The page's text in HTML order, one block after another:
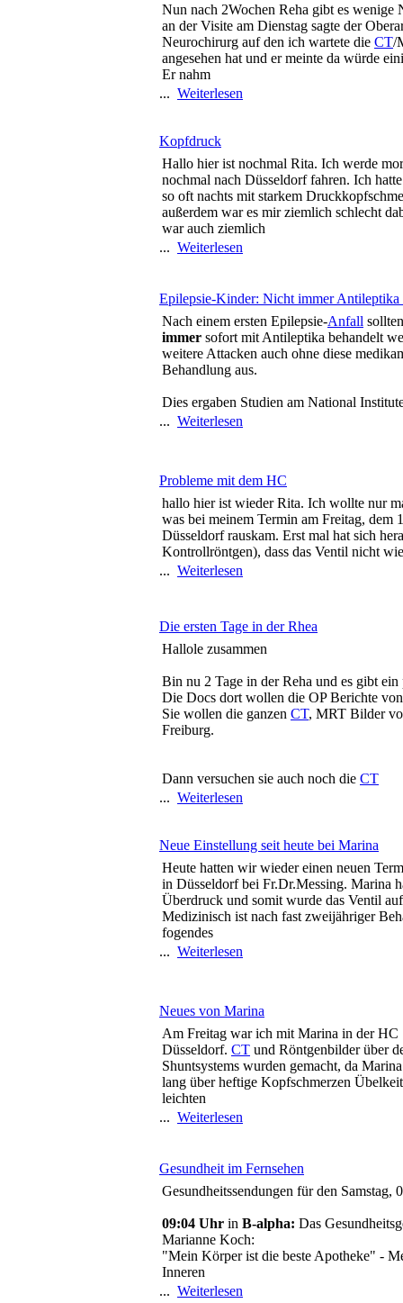
Nun nach 2Wochen Reha gibt es wenige
an der Visite am Dienstag sagte der
Neurochirurg auf den ich wartete die CT/
angesehen hat und er meinte da würde
Er nahm
... Weiterlesen
Kopfdruck
Hallo hier ist nochmal Rita. Ich werde
nochmal nach Düsseldorf fahren. Ich
so oft nachts mit starkem
außerdem war es mir ziemlich schlecht
war auch ziemlich
... Weiterlesen
Epilepsie-Kinder: Nicht immer Antileptika
Nach einem ersten Epilepsie-Anfall
immer sofort mit Antileptika behandelt
weitere Attacken auch ohne diese
Behandlung aus.
Dies ergaben Studien am National
... Weiterlesen
Probleme mit dem HC
hallo hier ist wieder Rita. Ich wollte nur
was bei meinem Termin am Freitag, dem
Düsseldorf rauskam. Erst mal hat sich
Kontrollröntgen), dass das Ventil nicht
... Weiterlesen
Die ersten Tage in der Rhea
Hallole zusammen
Bin nu 2 Tage in der Reha und es gibt
Die Docs dort wollen die OP Berichte
Sie wollen die ganzen CT, MRT Bilder
Freiburg.
Dann versuchen sie auch noch die CT
... Weiterlesen
Neue Einstellung seit heute bei Marina
Heute hatten wir wieder einen neuen
in Düsseldorf bei Fr.Dr.Messing. Marina
Überdruck und somit wurde das Ventil
Medizinisch ist nach fast zweijähriger
fogendes
... Weiterlesen
Neues von Marina
Am Freitag war ich mit Marina in der HC
Düsseldorf. CT und Röntgenbilder über
Shuntsystems wurden gemacht, da
lang über heftige Kopfschmerzen
leichten
... Weiterlesen
Gesundheit im Fernsehen
Gesundheitssendungen für den Samstag,
09:04 Uhr in B-alpha: Das
Marianne Koch:
"Mein Körper ist die beste Apotheke" -
Inneren
... Weiterlesen